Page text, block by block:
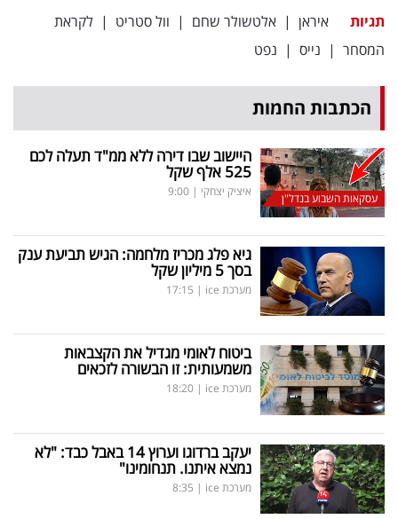
תגיות איראן | אלטשולר שחם | וול סטריט | לקראת
המסחר | נייס | נפט
הכתבות החמות
עסקאות השבוע בנדל"ן
היישוב שבו דירה ללא ממ"ד תעלה לכם
525 אלף שקל
איציק יצחקי |
9:00
גיא פלג מכריז מלחמה: הגיש תביעת ענק
בסך 5 מיליון שקל
מערכת ice |
17:15
ביטוח לאומי מגדיל את הקצבאות
משמעותית: זו הבשורה לזכאים
מערכת ice |
18:20
יעקב ברדוגו וערוץ 14 באבל כבד: "לא
נמצא איתנו. תנחומינו"
מערכת ice |
8:35